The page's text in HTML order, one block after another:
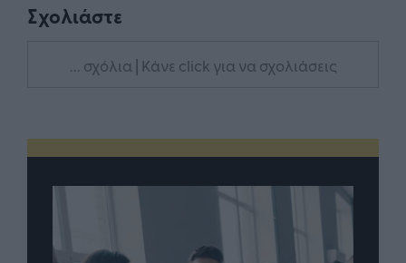
Σχολιάστε
... σχόλια | Κάνε click για να σχολιάσεις